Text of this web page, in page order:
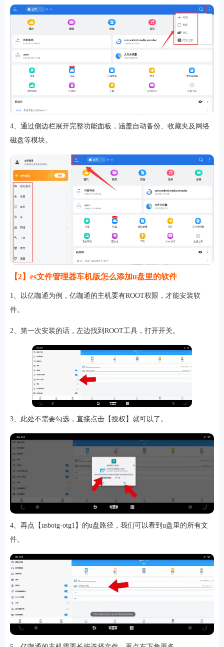
排行
角色扮演小游戏恋爱养成沙盒模组up主自制 赛车竞速策略塔防
影音播放 摄影美颜 办公商务 旅游出行 金融理财
新闻阅读 考试学习AI软件健康运动生活购物地图导航主题桌面
4、通过侧边栏展开完整功能面板，涵盖自动备份、收藏夹及网络
磁盘等模块。
【2】es文件管理器车机版怎么添加u盘里的软件
1、以亿咖通为例，亿咖通的主机要有ROOT权限，才能安装软
件。
2、第一次安装的话，左边找到ROOT工具，打开开关。
3、此处不需要勾选，直接点击【授权】就可以了。
4、再点【usbotg-otg1】的u盘路径，我们可以看到u盘里的所有文
件。